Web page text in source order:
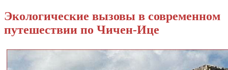
Экологические вызовы в современном
путешествии по Чичен-Ице